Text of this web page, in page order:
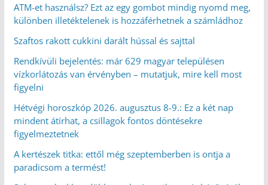
ATM-et használsz? Ezt az egy gombot mindig nyomd meg,
különben illetéktelenek is hozzáférhetnek a számládhoz
Szaftos rakott cukkini darált hússal és sajttal
Rendkívüli bejelentés: már 629 magyar településen
vízkorlátozás van érvényben – mutatjuk, mire kell most
figyelni
Hétvégi horoszkóp 2026. augusztus 8-9.: Ez a két nap
mindent átírhat, a csillagok fontos döntésekre
figyelmeztetnek
A kertészek titka: ettől még szeptemberben is ontja a
paradicsom a termést!